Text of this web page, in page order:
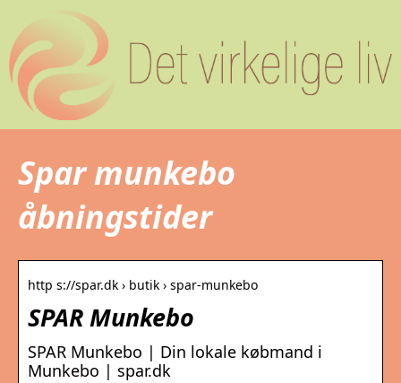
Spar munkebo
åbningstider
http s://spar.dk › butik › spar-munkebo
SPAR Munkebo
SPAR Munkebo | Din lokale købmand i
Munkebo | spar.dk